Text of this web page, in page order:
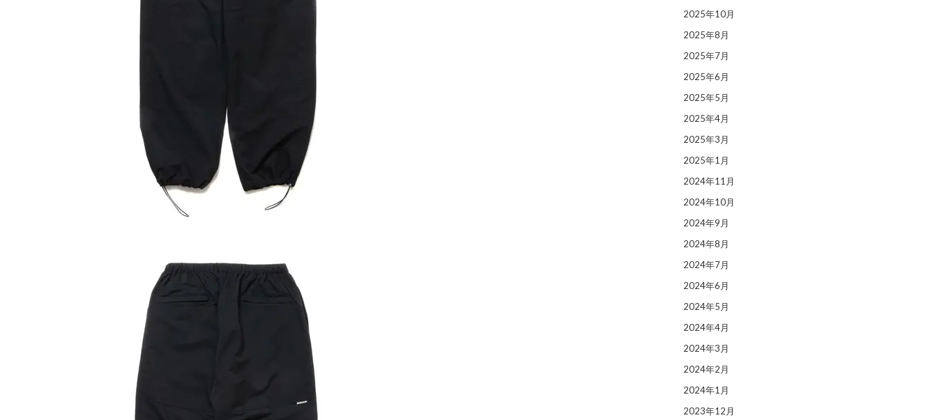
2025年10月
2025年8月
2025年7月
2025年6月
2025年5月
2025年4月
2025年3月
2025年1月
2024年11月
2024年10月
2024年9月
2024年8月
2024年7月
2024年6月
2024年5月
2024年4月
2024年3月
2024年2月
2024年1月
2023年12月